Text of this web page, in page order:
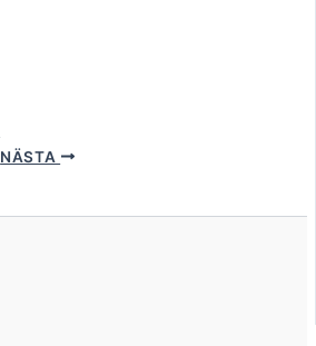
NÄSTA